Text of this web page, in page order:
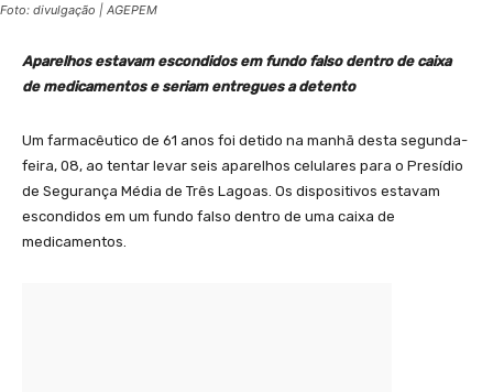
Foto: divulgação | AGEPEM
Aparelhos estavam escondidos em fundo falso dentro de caixa
de medicamentos e seriam entregues a detento
Um farmacêutico de 61 anos foi detido na manhã desta segunda-
feira, 08, ao tentar levar seis aparelhos celulares para o Presídio
de Segurança Média de Três Lagoas. Os dispositivos estavam
escondidos em um fundo falso dentro de uma caixa de
medicamentos.